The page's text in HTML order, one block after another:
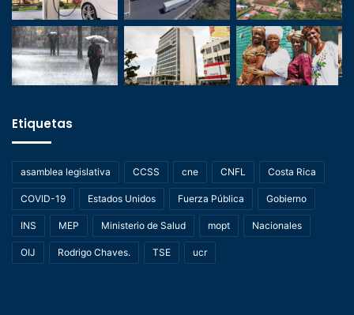
Etiquetas
asamblea legislativa CCSS cne CNFL Costa Rica
COVID-19 Estados Unidos Fuerza Pública Gobierno
INS MEP Ministerio de Salud mopt Nacionales
OIJ Rodrigo Chaves. TSE ucr